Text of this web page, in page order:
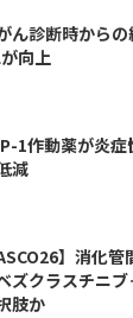
ん診断時から
向上
1作動薬が炎
減
ASCO26】消化
ズクラスチニ
肢か